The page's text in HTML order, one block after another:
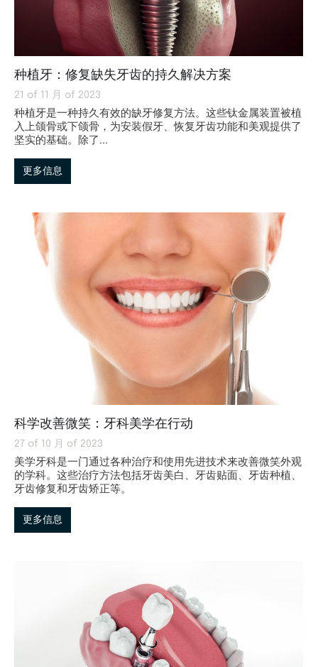
种植牙：修复缺失牙齿的持久解决方案
21 of 11 月 of 2023
种植牙是一种持久有效的缺牙修复方法。这些钛金属装置被植
入上颌骨或下颌骨，为安装假牙、恢复牙齿功能和美观提供了
坚实的基础。除了...
更多信息
科学改善微笑：牙科美学在行动
27 of 10 月 of 2023
美学牙科是一门通过各种治疗和使用先进技术来改善微笑外观
的学科。这些治疗方法包括牙齿美白、牙齿贴面、牙齿种植、
牙齿修复和牙齿矫正等。
更多信息